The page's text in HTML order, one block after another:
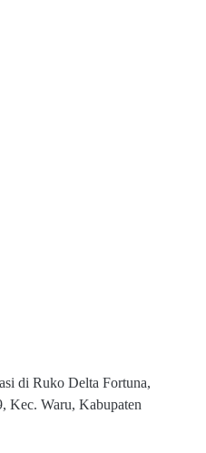
di Ruko Delta Fortuna,
Kec. Waru, Kabupaten